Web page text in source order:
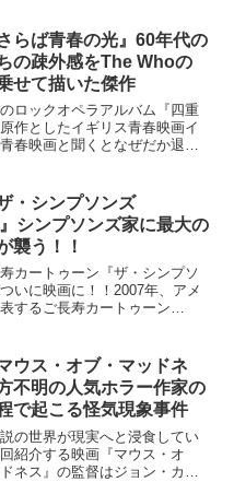
ラー映画の金字塔『悪魔のい
介『悪魔...
らば青春の光』60年代の
の疎外感をThe Whoの
せて描いた傑作
ロックオペラアルバム『四重
作としたイギリス青春映画イ
春映画と聞くとなぜだか退屈
いいUKロックのサウンドトラ
のこと...
・シンプソンズ
シンプソンズ家に最大の
襲う！！
カートゥーン『ザ・シンプソ
いに映画に！！2007年、アメ
するご長寿カートゥーン
万ドルを突破し人気カートゥー
格を見...
ウス・オブ・マッドネ
不明の人気ホラー作家の
で起こる怪気現象事件
の世界が現実へと浸食してい
紹介する映画『マウス・オ
ネス』の監督はジョン・カー